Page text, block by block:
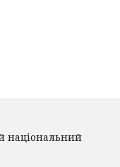
національний